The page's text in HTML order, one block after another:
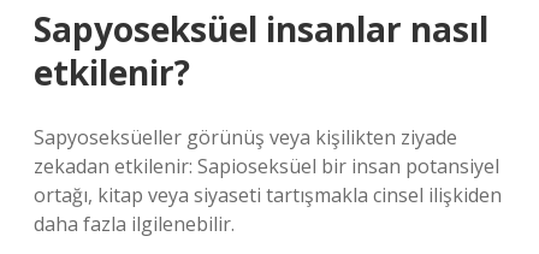
Sapyoseksüel insanlar nasıl
etkilenir?
Sapyoseksüeller görünüş veya kişilikten ziyade
zekadan etkilenir: Sapioseksüel bir insan potansiyel
ortağı, kitap veya siyaseti tartışmakla cinsel ilişkiden
daha fazla ilgilenebilir.